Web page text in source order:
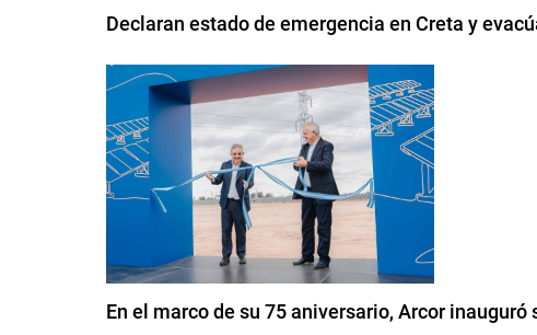
Declaran estado de emergencia en Creta y
En el marco de su 75 aniversario, Arcor